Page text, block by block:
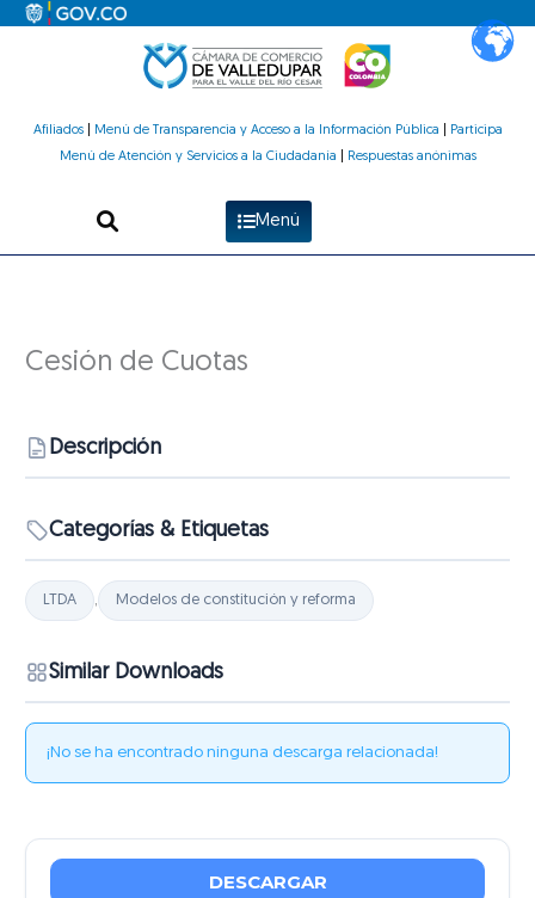
Afiliados| Menú de Transparencia y Acceso a la Información Pública
Participa
Menú de Atención y Servicios a la Ciudadanía
Respuestas anónimas
Menú
Cesión de Cuotas
Descripción
Categorías & Etiquetas
LTDA , Modelos de constitución y reforma
Similar Downloads
¡No se ha encontrado ninguna descarga relacionada!
DESCARGAR